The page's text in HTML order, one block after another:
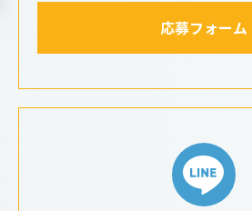
応募フォーム